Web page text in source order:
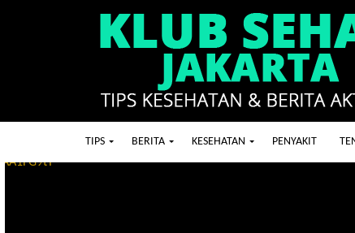
TIPS BERITA KESEHATAN PENYAKIT